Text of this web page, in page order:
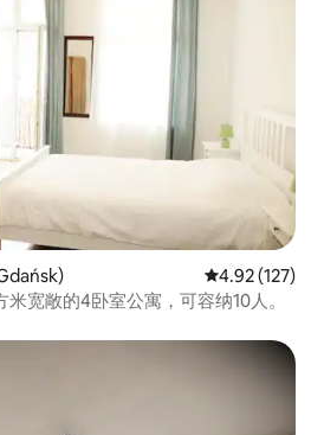
平均评分 4.92
4.92 (127)
宽敞的4卧室公寓，可容纳10人。